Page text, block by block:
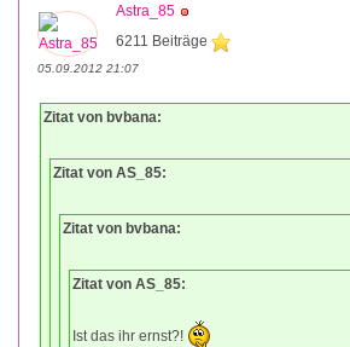
Astra_85
6211 Beiträge
05.09.2012 21:07
Zitat von bvbana:
Zitat von AS_85:
Zitat von bvbana:
Zitat von AS_85:
Ist das ihr ernst?!